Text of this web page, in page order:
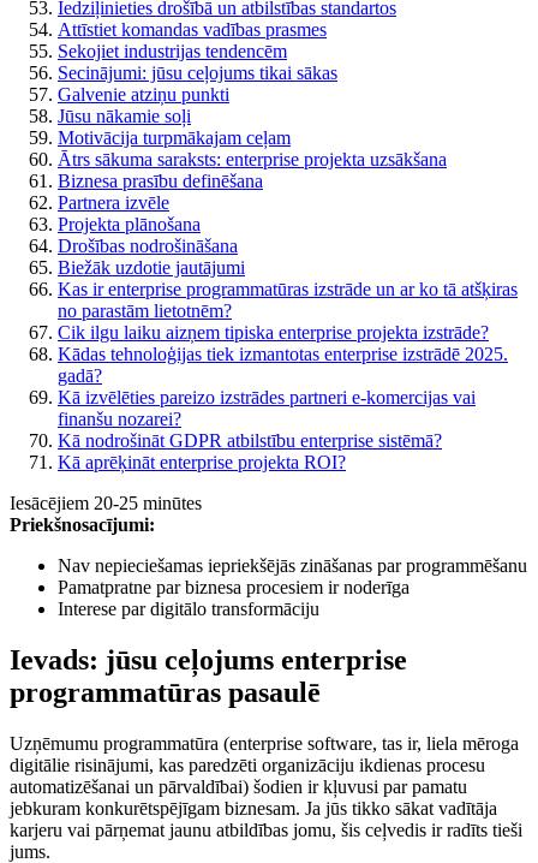
Iedziļinieties drošībā un atbilstības standartos
Attīstiet komandas vadības prasmes
Sekojiet industrijas tendencēm
Secinājumi: jūsu ceļojums tikai sākas
Galvenie atziņu punkti
Jūsu nākamie soļi
Motivācija turpmākajam ceļam
Ātrs sākuma saraksts: enterprise projekta uzsākšana
Biznesa prasību definēšana
Partnera izvēle
Projekta plānošana
Drošības nodrošināšana
Biežāk uzdotie jautājumi
Kas ir enterprise programmatūras izstrāde un ar ko tā atšķiras
no parastām lietotnēm?
Cik ilgu laiku aizņem tipiska enterprise projekta izstrāde?
Kādas tehnoloģijas tiek izmantotas enterprise izstrādē 2025.
gadā?
Kā izvēlēties pareizo izstrādes partneri e-komercijas vai
finanšu nozarei?
Kā nodrošināt GDPR atbilstību enterprise sistēmā?
Kā aprēķināt enterprise projekta ROI?
Iesācējiem 20-25 minūtes
Priekšnosacījumi:
Nav nepieciešamas iepriekšējās zināšanas par programmēšanu
Pamatpratne par biznesa procesiem ir noderīga
Interese par digitālo transformāciju
Ievads: jūsu ceļojums enterprise
programmatūras pasaulē
Uzņēmumu programmatūra (enterprise software, tas ir, liela mēroga
digitālie risinājumi, kas paredzēti organizāciju ikdienas procesu
automatizēšanai un pārvaldībai) šodien ir kļuvusi par pamatu
jebkuram konkurētspējīgam biznesam. Ja jūs tikko sākat vadītāja
karjeru vai pārņemat jaunu atbildības jomu, šis ceļvedis ir radīts tieši
jums.